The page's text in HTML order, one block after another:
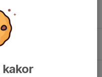
7/3 för anmälda
11, tis 10/3 och tors 12/3
3 MARS
kakor